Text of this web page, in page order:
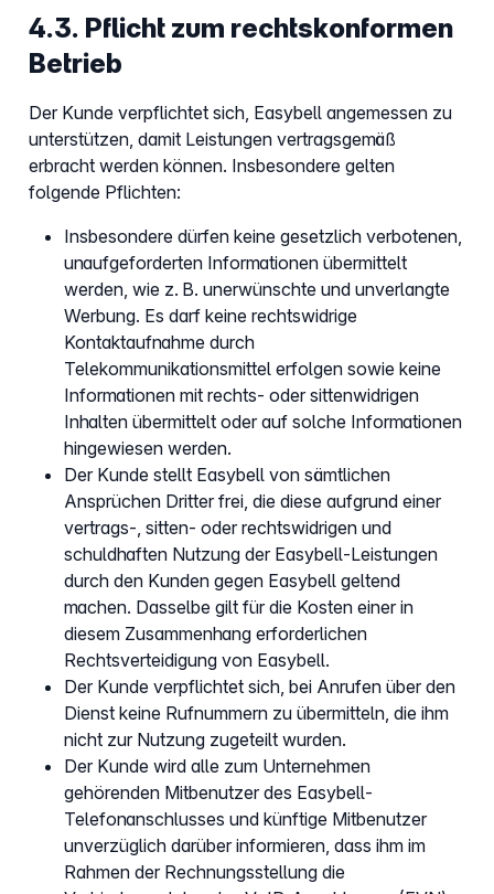
4.3. Pflicht zum rechtskonformen
Betrieb
Der Kunde verpflichtet sich, Easybell angemessen zu
unterstützen, damit Leistungen vertragsgemäß
erbracht werden können. Insbesondere gelten
folgende Pflichten:
Insbesondere dürfen keine gesetzlich verbotenen,
unaufgeforderten Informationen übermittelt
werden, wie z. B. unerwünschte und unverlangte
Werbung. Es darf keine rechtswidrige
Kontaktaufnahme durch
Telekommunikationsmittel erfolgen sowie keine
Informationen mit rechts- oder sittenwidrigen
Inhalten übermittelt oder auf solche Informationen
hingewiesen werden.
Der Kunde stellt Easybell von sämtlichen
Ansprüchen Dritter frei, die diese aufgrund einer
vertrags-, sitten- oder rechtswidrigen und
schuldhaften Nutzung der Easybell-Leistungen
durch den Kunden gegen Easybell geltend
machen. Dasselbe gilt für die Kosten einer in
diesem Zusammenhang erforderlichen
Rechtsverteidigung von Easybell.
Der Kunde verpflichtet sich, bei Anrufen über den
Dienst keine Rufnummern zu übermitteln, die ihm
nicht zur Nutzung zugeteilt wurden.
Der Kunde wird alle zum Unternehmen
gehörenden Mitbenutzer des Easybell-
Telefonanschlusses und künftige Mitbenutzer
unverzüglich darüber informieren, dass ihm im
Rahmen der Rechnungsstellung die